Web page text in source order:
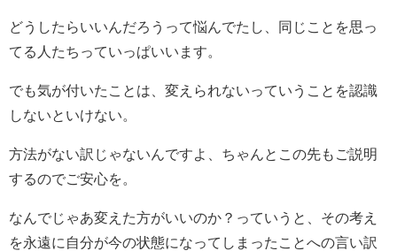
どうしたらいいんだろうって悩んでたし、同じことを思っ
てる人たちっていっぱいいます。
でも気が付いたことは、変えられないっていうことを認識
しないといけない。
方法がない訳じゃないんですよ、ちゃんとこの先もご説明
するのでご安心を。
なんでじゃあ変えた方がいいのか？っていうと、その考え
を永遠に自分が今の状態になってしまったことへの言い訳